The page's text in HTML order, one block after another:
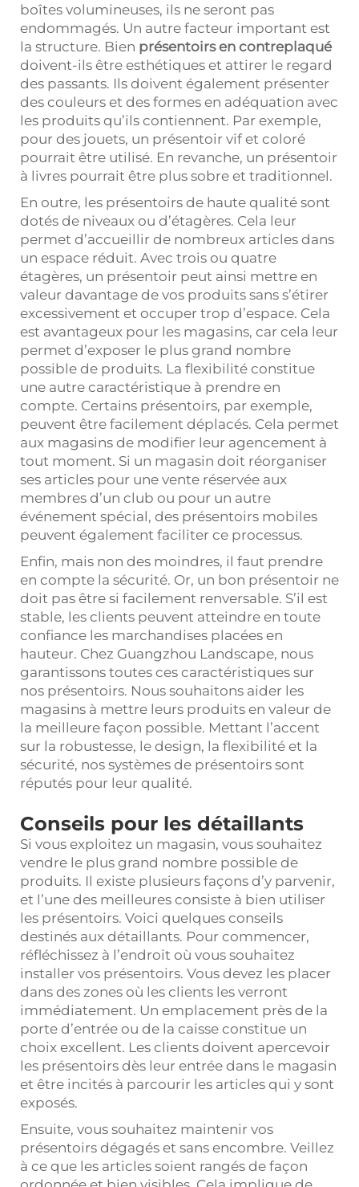
boîtes volumineuses, ils ne seront pas
endommagés. Un autre facteur important est
la structure. Bien présentoirs en contreplaqué
doivent-ils être esthétiques et attirer le regard
des passants. Ils doivent également présenter
des couleurs et des formes en adéquation avec
les produits qu’ils contiennent. Par exemple,
pour des jouets, un présentoir vif et coloré
pourrait être utilisé. En revanche, un présentoir
à livres pourrait être plus sobre et traditionnel.
En outre, les présentoirs de haute qualité sont
dotés de niveaux ou d’étagères. Cela leur
permet d’accueillir de nombreux articles dans
un espace réduit. Avec trois ou quatre
étagères, un présentoir peut ainsi mettre en
valeur davantage de vos produits sans s’étirer
excessivement et occuper trop d’espace. Cela
est avantageux pour les magasins, car cela leur
permet d’exposer le plus grand nombre
possible de produits. La flexibilité constitue
une autre caractéristique à prendre en
compte. Certains présentoirs, par exemple,
peuvent être facilement déplacés. Cela permet
aux magasins de modifier leur agencement à
tout moment. Si un magasin doit réorganiser
ses articles pour une vente réservée aux
membres d’un club ou pour un autre
événement spécial, des présentoirs mobiles
peuvent également faciliter ce processus.
Enfin, mais non des moindres, il faut prendre
en compte la sécurité. Or, un bon présentoir ne
doit pas être si facilement renversable. S’il est
stable, les clients peuvent atteindre en toute
confiance les marchandises placées en
hauteur. Chez Guangzhou Landscape, nous
garantissons toutes ces caractéristiques sur
nos présentoirs. Nous souhaitons aider les
magasins à mettre leurs produits en valeur de
la meilleure façon possible. Mettant l’accent
sur la robustesse, le design, la flexibilité et la
sécurité, nos systèmes de présentoirs sont
réputés pour leur qualité.
Conseils pour les détaillants
Si vous exploitez un magasin, vous souhaitez
vendre le plus grand nombre possible de
produits. Il existe plusieurs façons d’y parvenir,
et l’une des meilleures consiste à bien utiliser
les présentoirs. Voici quelques conseils
destinés aux détaillants. Pour commencer,
réfléchissez à l’endroit où vous souhaitez
installer vos présentoirs. Vous devez les placer
dans des zones où les clients les verront
immédiatement. Un emplacement près de la
porte d’entrée ou de la caisse constitue un
choix excellent. Les clients doivent apercevoir
les présentoirs dès leur entrée dans le magasin
et être incités à parcourir les articles qui y sont
exposés.
Ensuite, vous souhaitez maintenir vos
présentoirs dégagés et sans encombre. Veillez
à ce que les articles soient rangés de façon